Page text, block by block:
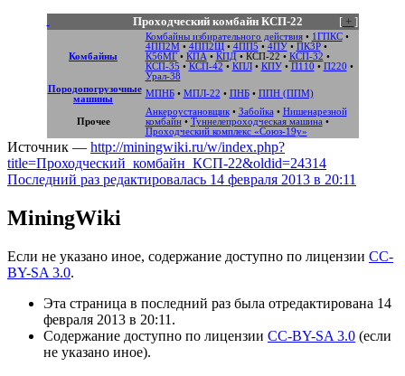
[+ ]
Проходческий комбайн КСП-22
Комбайны
Комбайны избирательного действия• 1ГПКС•
4ПП2М• 4ПП2Щ• 4ПП5 • 4ПУ• ПК3Р•
К56МГ• КПА• КПД • КСП-22 • КСП-32 •
КСП-35 • КСП-42 • КПЛ• КПУ• П110 • П220 •
Урал-38
Породопогрузочные
машины
МПНБ• МПЛ-22 • ПНБ• ППН (ППМ)
Прочее
Анкероустановщик• Забойка• Нишенарезной
комбайн• Туннелепроходческая машина•
Проходческий комплекс «Союз-19у»
Источник — http://miningwiki.ru/w/index.php?
title=Проходческий_комбайн_КСП-22&oldid=24314
Последний раз редактировалась 14 февраля 2013 в 20:11
MiningWiki
Если не указано иное, содержание доступно по лицензии CC-
BY-SA 3.0.
Эта страница в последний раз была отредактирована 14
февраля 2013 в 20:11.
Содержание доступно по лицензии CC-BY-SA 3.0 (если
не указано иное).